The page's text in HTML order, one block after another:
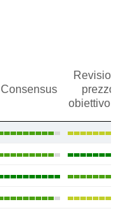
Consensus
prezzo
obiettivo